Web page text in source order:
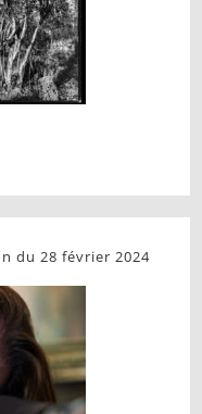
du 28 février 2024